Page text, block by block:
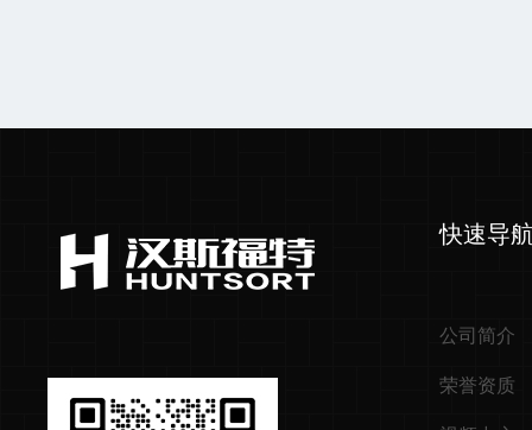
快速导
公司简介
荣誉资质